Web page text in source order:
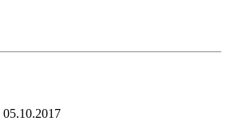
05.10.2017